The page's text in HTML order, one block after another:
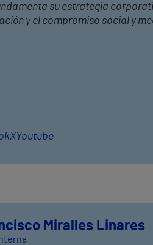
su estrategia
y el compromiso social y
XYoutube
Miralles Linares